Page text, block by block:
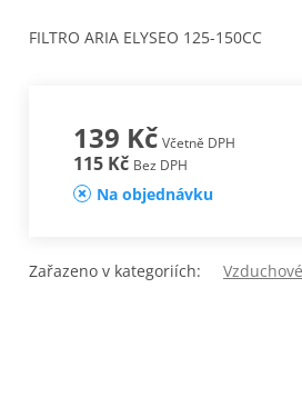
FILTRO ARIA ELYSEO 125-150CC
139 Kč Včetně DPH
115 Kč Bez DPH
Na objednávku
Zařazeno v kategoriích: